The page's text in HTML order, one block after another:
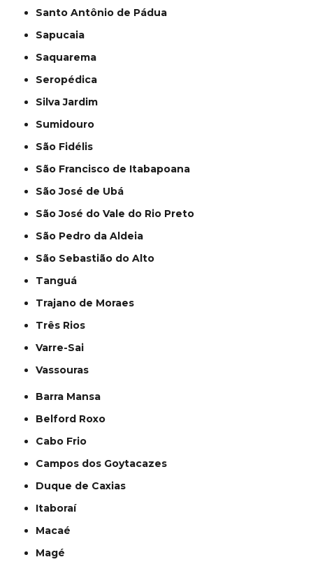
Santo Antônio de Pádua
Sapucaia
Saquarema
Seropédica
Silva Jardim
Sumidouro
São Fidélis
São Francisco de Itabapoana
São José de Ubá
São José do Vale do Rio Preto
São Pedro da Aldeia
São Sebastião do Alto
Tanguá
Trajano de Moraes
Três Rios
Varre-Sai
Vassouras
Barra Mansa
Belford Roxo
Cabo Frio
Campos dos Goytacazes
Duque de Caxias
Itaboraí
Macaé
Magé